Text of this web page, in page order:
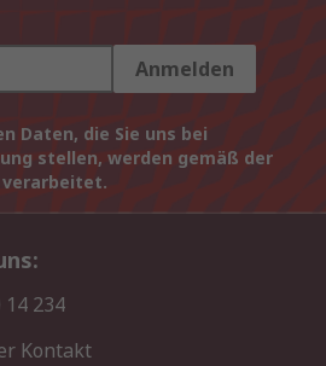
Anmelden
Daten, die Sie uns bei
stellen, werden gemäß der
verarbeitet.
14 234
Kontakt